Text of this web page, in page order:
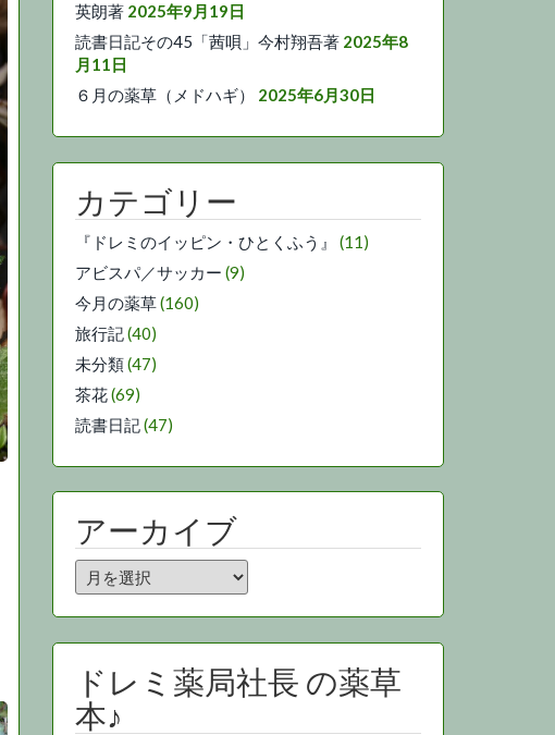
英朗著 2025年9月19日
読書日記その45「茜唄」今村翔吾著 2025年8
月11日
６月の薬草（メドハギ）
2025年6月30日
カテゴリー
『ドレミのイッピン・ひとくふう』
(11)
アビスパ／サッカー (9)
今月の薬草(160)
旅行記 (40)
未分類(47)
茶花(69)
読書日記 (47)
アーカイブ
ア
ー
カ
イ
ドレミ薬局社長 の薬草
本♪